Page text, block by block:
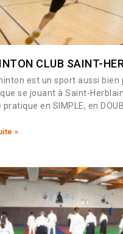
CLUB SAINT-
est un sport aussi bien
se jouant à Saint-
en SIMPLE, en
»